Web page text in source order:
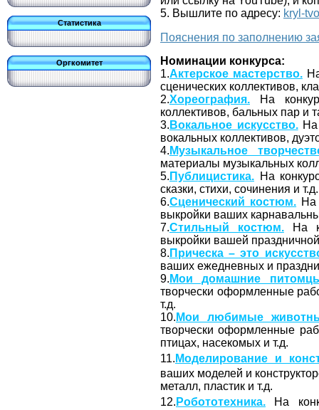
Статистика
Оргкомитет
5. Вышлите по адресу: kryl-
Пояснения по заполнению
Номинации конкурса:
1.Актерское мастерство.
сценических коллективов,
2.Хореография. На
коллективов, бальных пар и
3. Вокальное искусство.
вокальных коллективов,
4. Музыкальное
материалы музыкальных
5. Публицистика. На
сказки, стихи, сочинения и т.д.
6.Сценический костюм. На
выкройки ваших
7.Стильный костюм.На
выкройки вашей
8. Прическа – это
ваших ежедневных и
9. Мои домашние
творчески оформленные
т.д.
10. Мои любимые
творчески оформленные
птицах, насекомых и т.д.
11. Моделирование и
ваших моделей и
металл, пластик и т.д.
12. Робототехника. На